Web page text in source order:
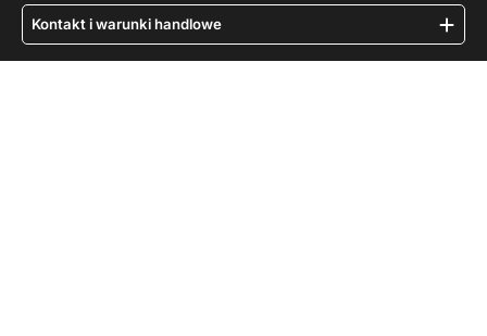
Kontakt i warunki handlowe